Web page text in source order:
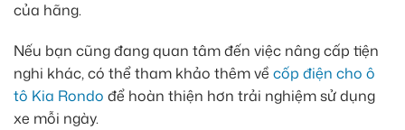
của hãng.
Nếu bạn cũng đang quan tâm đến việc nâng cấp tiện
nghi khác, có thể tham khảo thêm về cốp điện cho ô
tô Kia Rondo để hoàn thiện hơn trải nghiệm sử dụng
xe mỗi ngày.